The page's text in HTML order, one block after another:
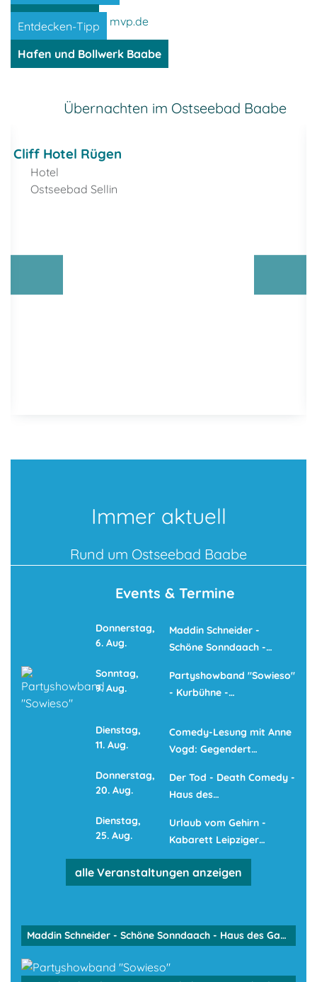
Entdecken
Entdecken-Tipp
Hafen und Bollwerk Baabe
- Anzeige -
Übernachten im Ostseebad Baabe
Cliff Hotel Rügen
Hotel
Ostseebad Sellin
Immer aktuell
Rund um Ostseebad Baabe
Events & Termine
Donnerstag,
6. Aug.
Maddin Schneider -
Schöne Sonndaach -…
Sonntag,
9. Aug.
Partyshowband "Sowieso"
- Kurbühne -…
Dienstag,
11. Aug.
Comedy-Lesung mit Anne
Vogd: Gegendert…
Donnerstag,
20. Aug.
Der Tod - Death Comedy -
Haus des…
Dienstag,
25. Aug.
Urlaub vom Gehirn -
Kabarett Leipziger…
alle Veranstaltungen anzeigen
Maddin Schneider - Schöne Sonndaach - Haus des Gastes